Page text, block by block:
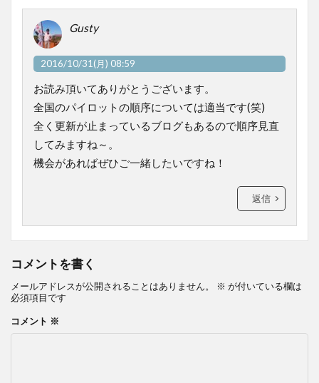
Gusty
2016/10/31(月) 08:59
お読み頂いてありがとうございます。
全国のパイロットの順序については適当です(笑)
全く更新が止まっているブログもあるので順序見直
してみますね～。
機会があればぜひご一緒したいですね！
返信
コメントを書く
メールアドレスが公開されることはありません。 ※ が付いている欄は
必須項目です
コメント ※